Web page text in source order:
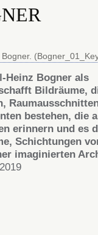
Heinz Bogner als
Bildräume,
bestehen, die
erinnern und es
Schichtungen
imaginierten